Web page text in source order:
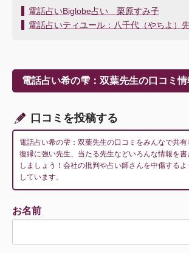
投
稿
ー
シ
ン
電話占いBiglobe占い 栗原すみ子
電話占いティユール：八千代（やちよ）
電話占い希の雫：双葉先生の口コミ情
口コミを投稿する
電話占い希の雫：双葉先生の口コミをみんなで共有
復縁に強い先生、当たる先生などいろんな情報を
しましょう！会社の批判や占い師さんを中傷する
しています。
お名前